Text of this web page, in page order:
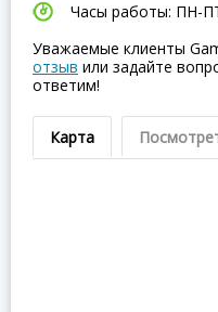
Часы работы: ПН-
Уважаемые клиенты
отзыв или задайте
ответим!
Карта